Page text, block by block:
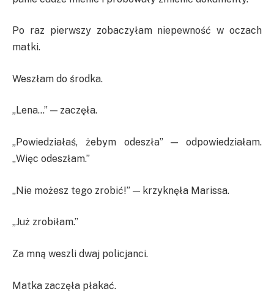
Po raz pierwszy zobaczyłam niepewność w oczach
matki.
Weszłam do środka.
„Lena…” — zaczęła.
„Powiedziałaś, żebym odeszła” — odpowiedziałam.
„Więc odeszłam.”
„Nie możesz tego zrobić!” — krzyknęła Marissa.
„Już zrobiłam.”
Za mną weszli dwaj policjanci.
Matka zaczęła płakać.